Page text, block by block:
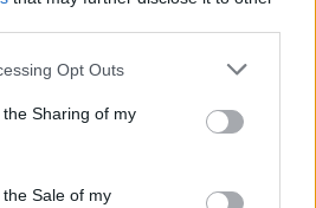
app uses one or more Google
usage behaviour. You may click to
Google and its third-party tags to
purposes in below Google
Opt Outs
Sharing of my
Sale of my